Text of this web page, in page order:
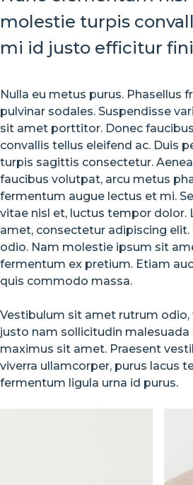
molestie turpis
mi id justo efficitur
Nulla eu metus purus. Phasellus
pulvinar sodales. Suspendisse
sit amet porttitor. Donec
convallis tellus eleifend ac. Duis
turpis sagittis consectetur.
faucibus volutpat, arcu metus
fermentum augue lectus et mi.
vitae nisl et, luctus tempor
amet, consectetur adipiscing
odio. Nam molestie ipsum sit
fermentum ex pretium. Etiam
quis commodo massa.
Vestibulum sit amet rutrum
justo nam sollicitudin
maximus sit amet. Praesent
viverra ullamcorper, purus lacus
fermentum ligula urna id purus.